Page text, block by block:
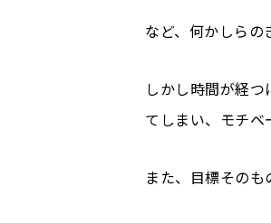
など、何かしらの
しかし時間が経
てしまい、モチベ
また、目標そのも